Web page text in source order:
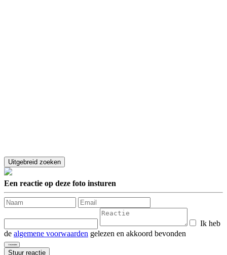
Een reactie op deze foto insturen
Ik heb
de algemene voorwaarden gelezen en akkoord bevonden